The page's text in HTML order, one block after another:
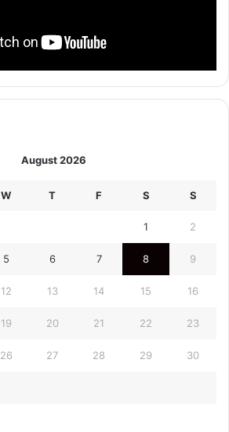
August 2026
W T F S S
1 2
5 6 7 8 9
12 13 14 15 16
19 20 21 22 23
26 27 28 29 30